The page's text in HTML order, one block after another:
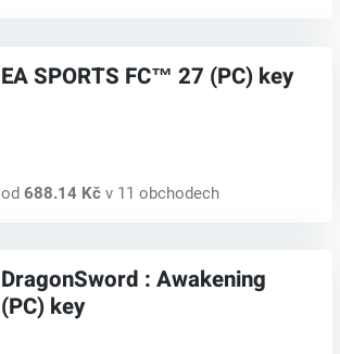
EA SPORTS FC™ 27 (PC) key
od 688.14 Kčv 11 obchodech
DragonSword : Awakening
(PC) key